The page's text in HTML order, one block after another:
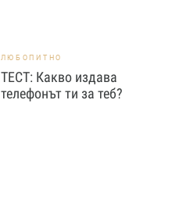
ЛЮБОПИТНО
ТЕСТ: Какво издава
телефонът ти за теб?